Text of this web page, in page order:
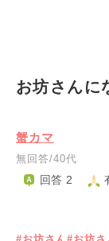
お坊さんに
蟹カマ
無回答/40代
回答 2